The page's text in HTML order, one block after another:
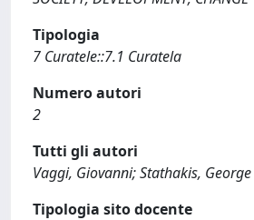
Tipologia
7 Curatele::7.1 Curatela
Numero autori
2
Tutti gli autori
Vaggi, Giovanni; Stathakis, George
Tipologia sito docente